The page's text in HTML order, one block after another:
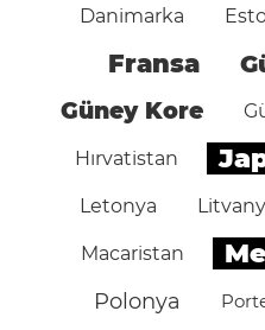
Danimarka
Fransa
Güney Kore
Hırvatistan
Letonya
Macaristan
Polonya